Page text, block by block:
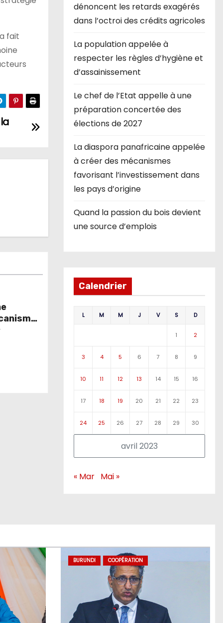
fait
dénoncent les retards exagérés
dans l’octroi des crédits agricoles
La population appelée à
respecter les règles d’hygiène et
d’assainissement
Le chef de l’Etat appelle à une
préparation concertée des
élections de 2027
La diaspora panafricaine appelée
à créer des mécanismes
favorisant l’investissement dans
les pays d’origine
Quand la passion du bois devient
une source d’emplois
Calendrier
avril 2023
L M M J V S D
1 2
3 4 5 6 7 8 9
10 11 12 13 14 15 16
17 18 19 20 21 22 23
24 25 26 27 28 29 30
« Mar Mai »
BURUNDI COOPÉRATION